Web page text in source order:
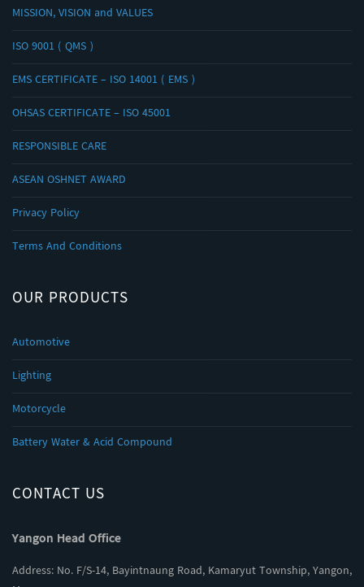
MISSION, VISION and VALUES
ISO 9001 ( QMS )
EMS CERTIFICATE – ISO 14001 ( EMS )
OHSAS CERTIFICATE – ISO 45001
RESPONSIBLE CARE
ASEAN OSHNET AWARD
Privacy Policy
Terms And Conditions
OUR PRODUCTS
Automotive
Lighting
Motorcycle
Battery Water & Acid Compound
CONTACT US
Yangon Head Office
Address: No. F/S-14, Bayintnaung Road, Kamaryut Township, Yangon,